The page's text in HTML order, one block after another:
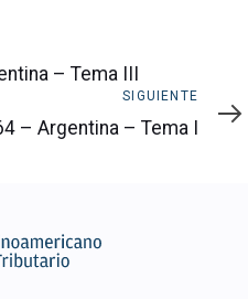
– Tema III
SIGUIENTE
– Argentina – Tema I